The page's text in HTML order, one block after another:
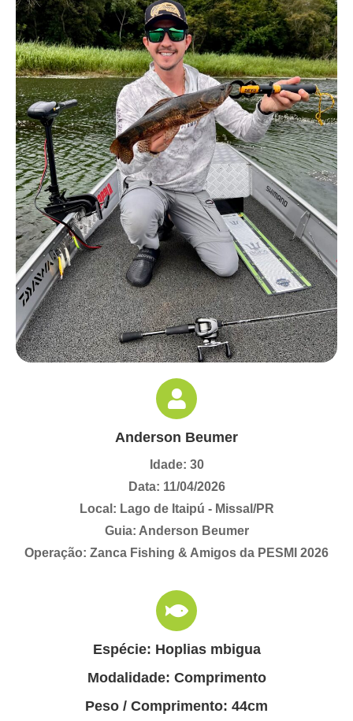
Anderson Beumer
Idade: 30
Data: 11/04/2026
Local: Lago de Itaipú - Missal/PR
Guia: Anderson Beumer
Operação: Zanca Fishing & Amigos da PESMI 2026
Espécie: Hoplias mbigua
Modalidade: Comprimento
Peso / Comprimento: 44cm